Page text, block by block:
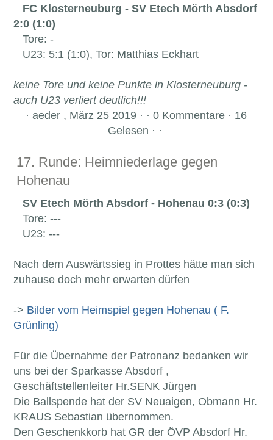
FC Klosterneuburg - SV Etech Mörth Absdorf
2:0 (1:0)
Tore: -
U23: 5:1 (1:0), Tor: Matthias Eckhart
keine Tore und keine Punkte in Klosterneuburg -
auch U23 verliert deutlich!!!
· aeder , März 25 2019 · · 0 Kommentare · 16
Gelesen · ·
17. Runde: Heimniederlage gegen
Hohenau
SV Etech Mörth Absdorf - Hohenau 0:3 (0:3)
Tore: ---
U23: ---
Nach dem Auswärtssieg in Prottes hätte man sich
zuhause doch mehr erwarten dürfen
-> Bilder vom Heimspiel gegen Hohenau ( F.
Grünling)
Für die Übernahme der Patronanz bedanken wir
uns bei der Sparkasse Absdorf ,
Geschäftstellenleiter Hr.SENK Jürgen
Die Ballspende hat der SV Neuaigen, Obmann Hr.
KRAUS Sebastian übernommen.
Den Geschenkkorb hat GR der ÖVP Absdorf Hr.